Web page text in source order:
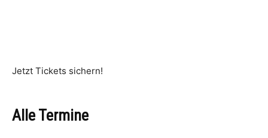
Jetzt Tickets sichern!
Alle Termine